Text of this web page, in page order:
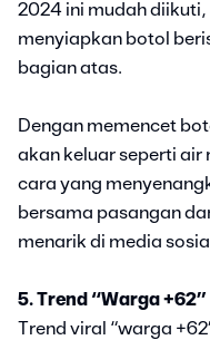
2024 ini mudah
menyiapkan botol
bagian atas.
Dengan memencet
akan keluar seperti air
cara yang
bersama pasangan
menarik di media
5. Trend “Warga +62”
Trend viral “warga